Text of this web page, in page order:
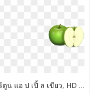
การ์ตูน แอ ป เปิ้ ล เขียว, HD Png Download